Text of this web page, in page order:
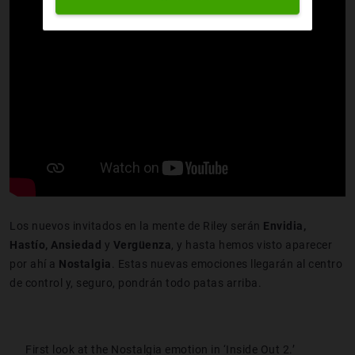
Los nuevos invitados en la mente de Riley serán Envidia,
Hastío, Ansiedad y Vergüenza , y hasta hemos visto aparecer
por ahí a Nostalgia . Estas nuevas emociones llegarán al centro
de control y, seguro, pondrán todo patas arriba.
First look at the Nostalgia emotion in ‘Inside Out 2.’